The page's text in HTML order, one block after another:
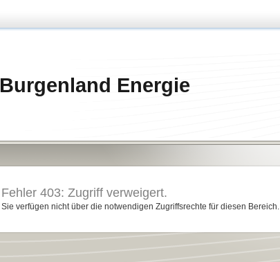
Burgenland Energie
Fehler 403: Zugriff verweigert.
Sie verfügen nicht über die notwendigen Zugriffsrechte für diesen Bereich.